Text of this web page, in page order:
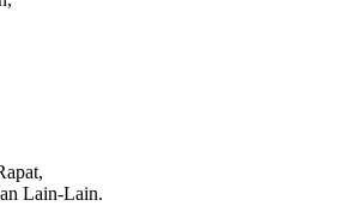
Lain-Lain.